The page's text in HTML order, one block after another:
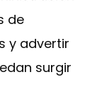
de
y advertir
surgir